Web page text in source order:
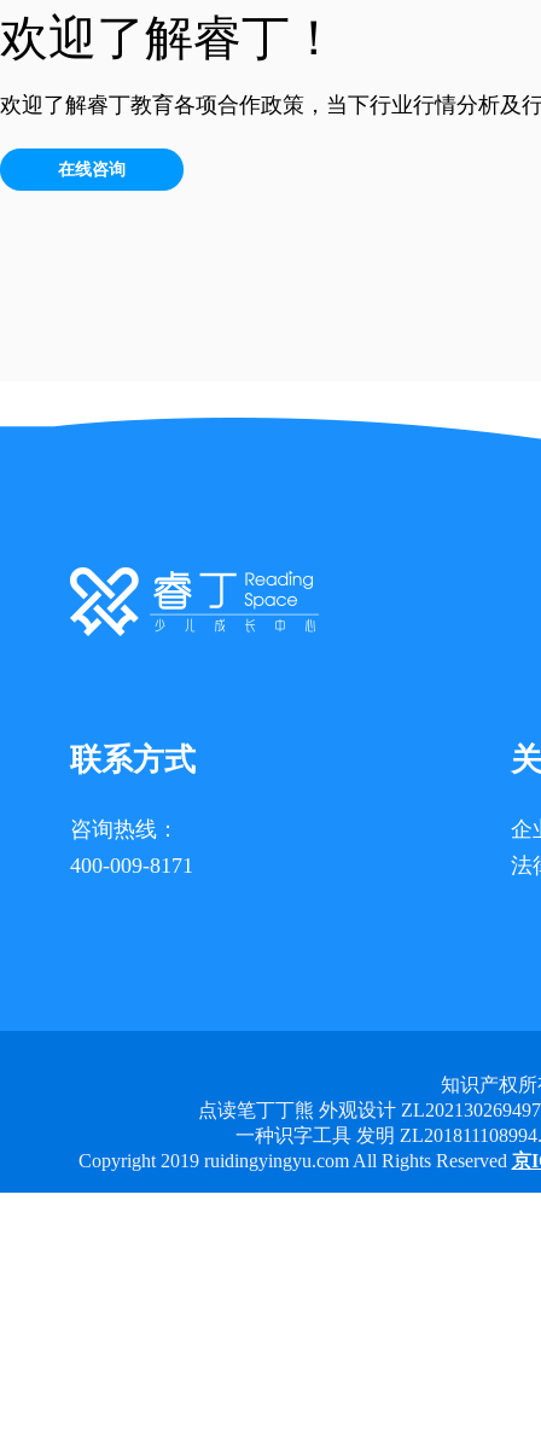
欢迎了解睿丁！
欢迎了解睿丁教育各项合作政策，当下行业行情分析及
在线咨询
联系方式
咨询热线：
400-009-8171
企
法
知识产权
点读笔丁丁熊 外观设计
一种识字工具 发明
Copyright 2019 ruidingyingyu.com All Rights Reserved 京